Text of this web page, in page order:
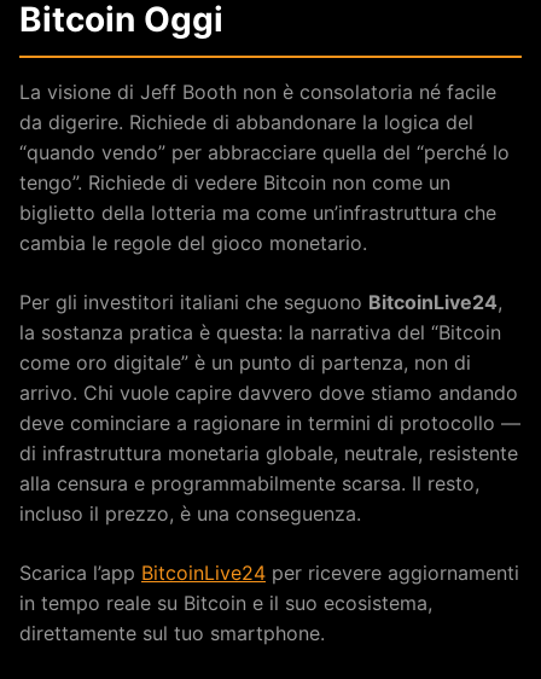
Bitcoin Oggi
La visione di Jeff Booth non è consolatoria né facile
da digerire. Richiede di abbandonare la logica del
“quando vendo” per abbracciare quella del “perché lo
tengo”. Richiede di vedere Bitcoin non come un
biglietto della lotteria ma come un’infrastruttura che
cambia le regole del gioco monetario.
Per gli investitori italiani che seguono BitcoinLive24,
la sostanza pratica è questa: la narrativa del “Bitcoin
come oro digitale” è un punto di partenza, non di
arrivo. Chi vuole capire davvero dove stiamo andando
deve cominciare a ragionare in termini di protocollo —
di infrastruttura monetaria globale, neutrale, resistente
alla censura e programmabilmente scarsa. Il resto,
incluso il prezzo, è una conseguenza.
Scarica l’app BitcoinLive24 per ricevere aggiornamenti
in tempo reale su Bitcoin e il suo ecosistema,
direttamente sul tuo smartphone.